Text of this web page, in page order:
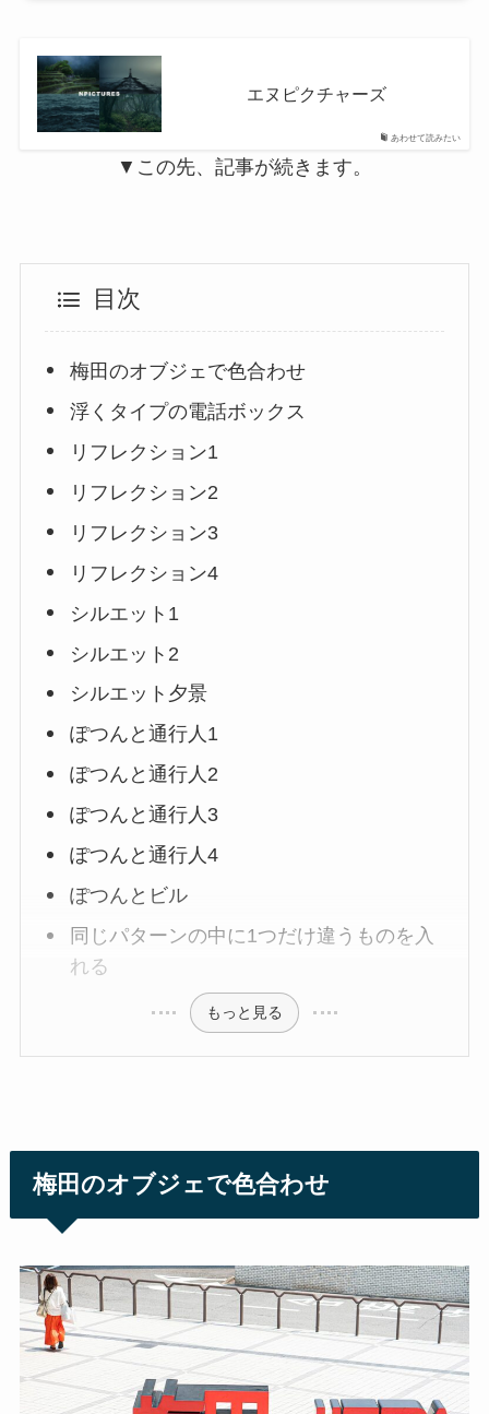
あわせて読みたい
エヌピクチャーズ
▼この先、記事が続きます。
目次
梅田のオブジェで色合わせ
浮くタイプの電話ボックス
リフレクション1
リフレクション2
リフレクション3
リフレクション4
シルエット1
シルエット2
シルエット夕景
ぽつんと通行人1
ぽつんと通行人2
ぽつんと通行人3
ぽつんと通行人4
ぽつんとビル
同じパターンの中に1つだけ違うものを入
れる
もっと見る
梅田のオブジェで色合わせ